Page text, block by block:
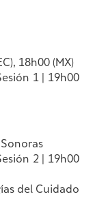
18h00 (MX)
1 | 19h00
2 | 19h00
del Cuidado